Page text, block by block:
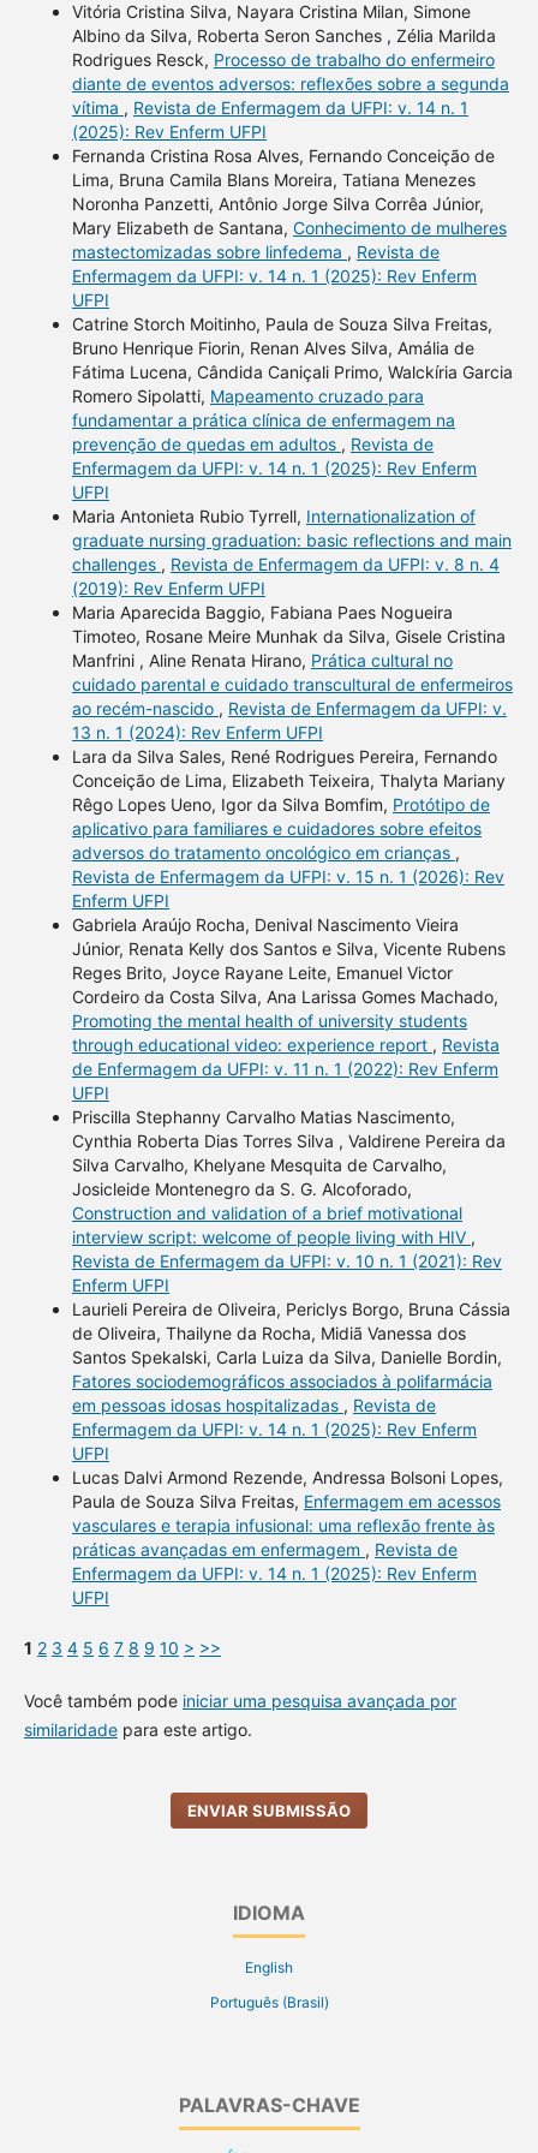
Vitória Cristina Silva, Nayara Cristina Milan, Simone
Albino da Silva, Roberta Seron Sanches , Zélia Marilda
Rodrigues Resck, Processo de trabalho do enfermeiro
diante de eventos adversos: reflexões sobre a segunda
vítima , Revista de Enfermagem da UFPI: v. 14 n. 1
(2025): Rev Enferm UFPI
Fernanda Cristina Rosa Alves, Fernando Conceição de
Lima, Bruna Camila Blans Moreira, Tatiana Menezes
Noronha Panzetti, Antônio Jorge Silva Corrêa Júnior,
Mary Elizabeth de Santana, Conhecimento de mulheres
mastectomizadas sobre linfedema , Revista de
Enfermagem da UFPI: v. 14 n. 1 (2025): Rev Enferm
UFPI
Catrine Storch Moitinho, Paula de Souza Silva Freitas,
Bruno Henrique Fiorin, Renan Alves Silva, Amália de
Fátima Lucena, Cândida Caniçali Primo, Walckíria Garcia
Romero Sipolatti, Mapeamento cruzado para
fundamentar a prática clínica de enfermagem na
prevenção de quedas em adultos , Revista de
Enfermagem da UFPI: v. 14 n. 1 (2025): Rev Enferm
UFPI
Maria Antonieta Rubio Tyrrell, Internationalization of
graduate nursing graduation: basic reflections and main
challenges , Revista de Enfermagem da UFPI: v. 8 n. 4
(2019): Rev Enferm UFPI
Maria Aparecida Baggio, Fabiana Paes Nogueira
Timoteo, Rosane Meire Munhak da Silva, Gisele Cristina
Manfrini , Aline Renata Hirano, Prática cultural no
cuidado parental e cuidado transcultural de enfermeiros
ao recém-nascido , Revista de Enfermagem da UFPI: v.
13 n. 1 (2024): Rev Enferm UFPI
Lara da Silva Sales, René Rodrigues Pereira, Fernando
Conceição de Lima, Elizabeth Teixeira, Thalyta Mariany
Rêgo Lopes Ueno, Igor da Silva Bomfim, Protótipo de
aplicativo para familiares e cuidadores sobre efeitos
adversos do tratamento oncológico em crianças ,
Revista de Enfermagem da UFPI: v. 15 n. 1 (2026): Rev
Enferm UFPI
Gabriela Araújo Rocha, Denival Nascimento Vieira
Júnior, Renata Kelly dos Santos e Silva, Vicente Rubens
Reges Brito, Joyce Rayane Leite, Emanuel Victor
Cordeiro da Costa Silva, Ana Larissa Gomes Machado,
Promoting the mental health of university students
through educational video: experience report , Revista
de Enfermagem da UFPI: v. 11 n. 1 (2022): Rev Enferm
UFPI
Priscilla Stephanny Carvalho Matias Nascimento,
Cynthia Roberta Dias Torres Silva , Valdirene Pereira da
Silva Carvalho, Khelyane Mesquita de Carvalho,
Josicleide Montenegro da S. G. Alcoforado,
Construction and validation of a brief motivational
interview script: welcome of people living with HIV ,
Revista de Enfermagem da UFPI: v. 10 n. 1 (2021): Rev
Enferm UFPI
Laurieli Pereira de Oliveira, Periclys Borgo, Bruna Cássia
de Oliveira, Thailyne da Rocha, Midiã Vanessa dos
Santos Spekalski, Carla Luiza da Silva, Danielle Bordin,
Fatores sociodemográficos associados à polifarmácia
em pessoas idosas hospitalizadas , Revista de
Enfermagem da UFPI: v. 14 n. 1 (2025): Rev Enferm
UFPI
Lucas Dalvi Armond Rezende, Andressa Bolsoni Lopes,
Paula de Souza Silva Freitas, Enfermagem em acessos
vasculares e terapia infusional: uma reflexão frente às
práticas avançadas em enfermagem , Revista de
Enfermagem da UFPI: v. 14 n. 1 (2025): Rev Enferm
UFPI
1 2 3 4 5 6 7 8 9 10 > >>
Você também pode iniciar uma pesquisa avançada por
similaridadepara este artigo.
ENVIAR SUBMISSÃO
IDIOMA
English
Português (Brasil)
PALAVRAS-CHAVE